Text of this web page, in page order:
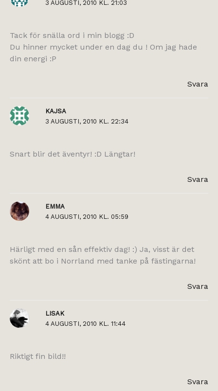
3 AUGUSTI, 2010 KL. 21:03
Tack för snälla ord i min blogg :D
Du hinner mycket under en dag du ! Om jag hade
din energi :P
Svara
KAJSA
3 AUGUSTI, 2010 KL. 22:34
Snart blir det äventyr! :D Längtar!
Svara
EMMA
4 AUGUSTI, 2010 KL. 05:59
Härligt med en sån effektiv dag! :) Ja, visst är det
skönt att bo i Norrland med tanke på fästingarna!
Svara
LISAK
4 AUGUSTI, 2010 KL. 11:44
Riktigt fin bild!!
Svara